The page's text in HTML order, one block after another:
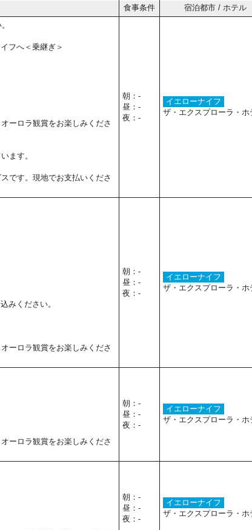
食事条件
宿泊都市 / ホテル
フへ＜乗継ぎ＞
ーロラ観賞をお楽しみくださ
ます。
です。現地でお支払いくださ
朝：-
昼：-
夜：-
イエローナイフ
ザ・エクスプローラ・ホ
みください。
ーロラ観賞をお楽しみくださ
朝：-
昼：-
夜：-
イエローナイフ
ザ・エクスプローラ・ホ
ーロラ観賞をお楽しみくださ
朝：-
昼：-
夜：-
イエローナイフ
ザ・エクスプローラ・ホ
朝：-
昼：-
夜：-
イエローナイフ
ザ・エクスプローラ・ホ